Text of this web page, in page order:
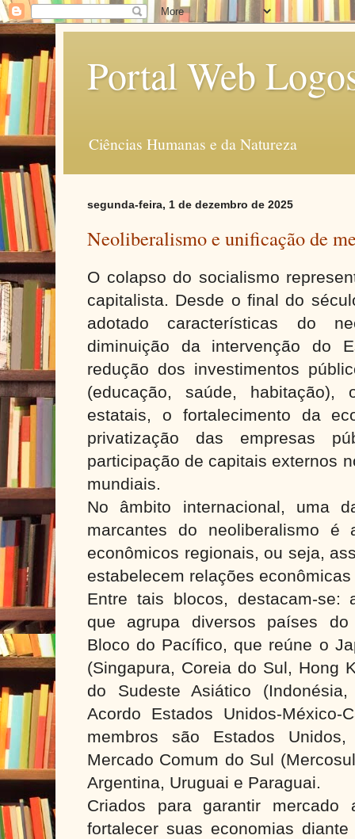
Portal Web
Ciências Humanas e da Natureza
segunda-feira, 1 de dezembro de 2025
Neoliberalismo e unificação de
O colapso do socialismo
capitalista. Desde o final do
adotado características do
diminuição da intervenção do
redução dos investimentos
(educação, saúde,
estatais, o fortalecimento da
privatização das empresas
participação de capitais externos
mundiais.
No âmbito internacional, uma
marcantes do neoliberalismo é
econômicos regionais, ou seja,
estabelecem relações
Entre tais blocos, destacam-se:
que agrupa diversos países
Bloco do Pacífico, que reúne o
(Singapura, Coreia do Sul, Hong
do Sudeste Asiático
Acordo Estados Unidos-México-
membros são Estados
Mercado Comum do Sul
Argentina, Uruguai e Paraguai.
Criados para garantir mercado
fortalecer suas economias